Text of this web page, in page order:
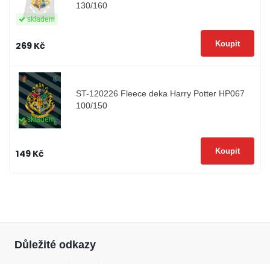
130/160
skladem
269 Kč
ST-120226 Fleece deka Harry Potter HP067
100/150
skladem
149 Kč
Důležité odkazy